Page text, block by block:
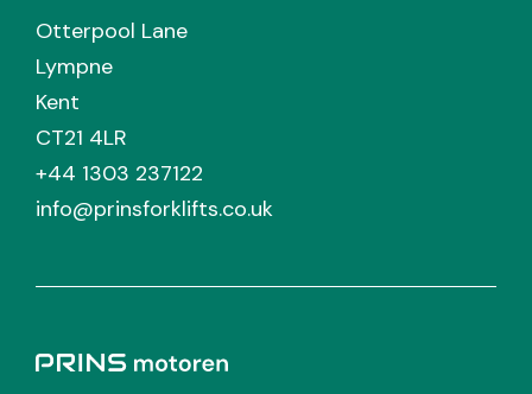
Otterpool Lane
Lympne
Kent
CT21 4LR
+44 1303 237122
info@prinsforklifts.co.uk